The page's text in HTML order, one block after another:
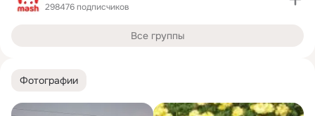
Фотографии
298476 подписчиков
Все группы